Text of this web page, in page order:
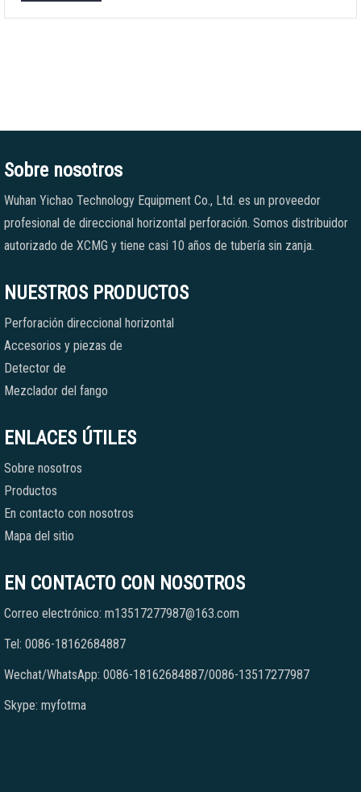
Sobre nosotros
Wuhan Yichao Technology Equipment Co., Ltd. es un proveedor
profesional de direccional horizontal perforación. Somos distribuidor
autorizado de XCMG y tiene casi 10 años de tubería sin zanja.
NUESTROS PRODUCTOS
Perforación direccional horizontal
Accesorios y piezas de
Detector de
Mezclador del fango
ENLACES ÚTILES
Sobre nosotros
Productos
En contacto con nosotros
Mapa del sitio
EN CONTACTO CON NOSOTROS
Correo electrónico: m13517277987@163.com
Tel: 0086-18162684887
Wechat/WhatsApp: 0086-18162684887/0086-13517277987
Skype: myfotma